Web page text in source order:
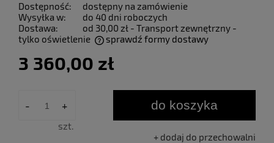
Dostępność:
dostępny na zamówienie
Wysyłka w:
do 40 dni roboczych
Dostawa:
od 30,00 zł - Transport zewnętrzny -
tylko oświetlenie
sprawdź formy dostawy
3 360,00 zł
- +
szt.
do koszyka
dodaj do przechowalni